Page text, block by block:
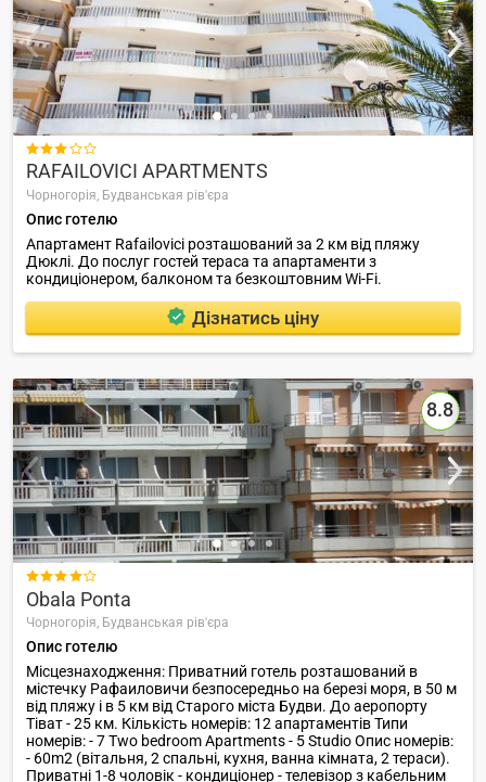

RAFAILOVICI APARTMENTS
Чорногорія, Будванськая рів'єра
Опис готелю
Апартамент Rafailovici розташований за 2 км від пляжу
Дюклі. До послуг гостей тераса та апартаменти з
кондиціонером, балконом та безкоштовним Wi-Fi.
Дізнатись ціну
8.8

Obala Ponta
Чорногорія, Будванськая рів'єра
Опис готелю
Місцезнаходження: Приватний готель розташований в
містечку Рафаиловичи безпосередньо на березі моря, в 50 м
від пляжу і в 5 км від Старого міста Будви. До аеропорту
Тіват - 25 км. Кількість номерів: 12 апартаментів Типи
номерів: - 7 Two bedroom Apartments - 5 Studio Опис номерів:
- 60m2 (вітальня, 2 спальні, кухня, ванна кімната, 2 тераси).
Приватні 1-8 чоловік - кондиціонер - телевізор з кабельним